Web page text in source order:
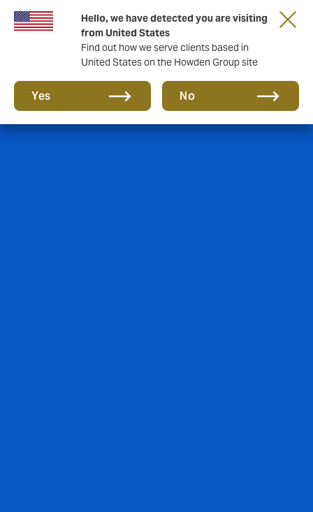
Hello, we have detected you are visiting
from United States
Find out how we serve clients based in
United States on the Howden Group site
Yes No